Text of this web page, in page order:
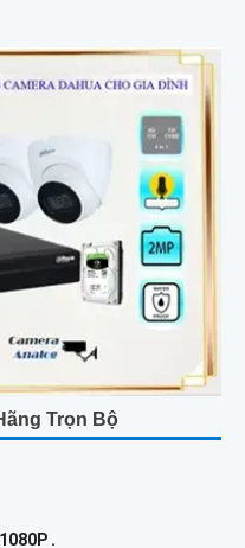
Trọn Bộ
.